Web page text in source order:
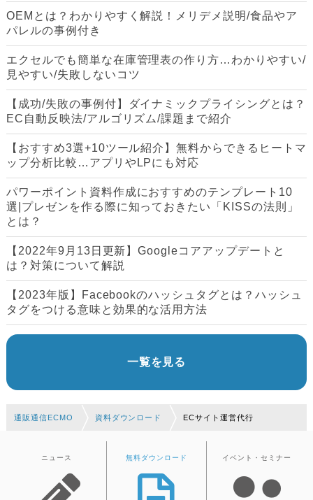
OEMとは？わかりやすく解説！メリデメ説明/食品やア
パレルの事例付き
エクセルでも簡単な在庫管理表の作り方…わかりやすい/
見やすい/失敗しないコツ
【成功/失敗の事例付】ダイナミックプライシングとは？
EC自動反映法/アルゴリズム/課題まで紹介
【おすすめ3選+10ツール紹介】無料からできるヒートマ
ップ分析比較…アプリやLPにも対応
パワーポイント資料作成におすすめのテンプレート10
選|プレゼンを作る際に知っておきたい「KISSの法則」
とは？
【2022年9月13日更新】Googleコアアップデートと
は？対策について解説
【2023年版】Facebookのハッシュタグとは？ハッシュ
タグをつける意味と効果的な活用方法
一覧を見る
通販通信ECMO 資料ダウンロード ECサイト運営代行
ニュース 無料ダウンロード イベント・セミナー